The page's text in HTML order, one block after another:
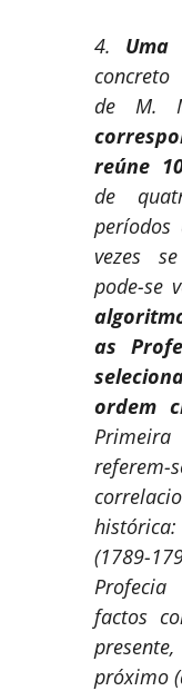
4. Uma
de M.
reúne
de
períodos
vezes
pode-se
as
ordem
histórica:
(1789-
factos
próximo